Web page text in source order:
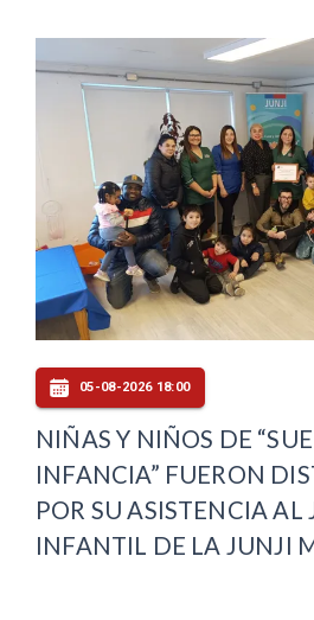
05-08-2026 18:00
NIÑAS Y NIÑOS DE
INFANCIA” FUERON
POR SU ASISTENCIA AL
INFANTIL DE LA JUNJI